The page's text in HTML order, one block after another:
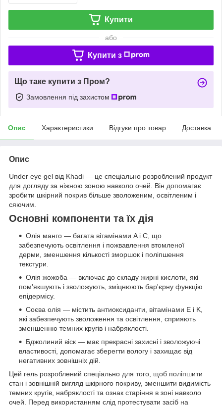
Купити
або
Купити з
Що таке купити з Пром?
Замовлення під захистом
Опис Характеристики Відгуки про товар Доставка
Опис
Under eye gel від Khadi — це спеціально розроблений продукт
для догляду за ніжною зоною навколо очей. Він допомагає
зробити шкірний покрив більше зволоженим, освітленим і
сяючим.
Основні компоненти та їх дія
Олія манго — багата вітамінами A і C, що
забезпечують освітлення і пожвавлення втомленої
дерми, зменшення кількості зморшок і поліпшення
текстури.
Олія жожоба — включає до складу жирні кислоти, які
пом'якшують і зволожують, зміцнюють бар'єрну функцію
епідермісу.
Соєва олія — містить антиоксиданти, вітамінами E і K,
які забезпечують зволоження та освітлення, сприяють
зменшенню темних кругів і набряклості.
Бджолиний віск — має прекрасні захисні і зволожуючі
властивості, допомагає зберегти вологу і захищає від
негативних зовнішніх дій.
Цей гель розроблений спеціально для того, щоб поліпшити
стан і зовнішній вигляд шкірного покриву, зменшити видимість
темних кругів, набряклості та ознак старіння в зоні навколо
очей. Перед використанням слід протестувати засіб на